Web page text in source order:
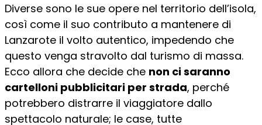
Diverse sono le sue opere nel territorio dell’isola,
così come il suo contributo a mantenere di
Lanzarote il volto autentico, impedendo che
questo venga stravolto dal turismo di massa.
Ecco allora che decide che non ci saranno
cartelloni pubblicitari per strada, perché
potrebbero distrarre il viaggiatore dallo
spettacolo naturale; le case, tutte